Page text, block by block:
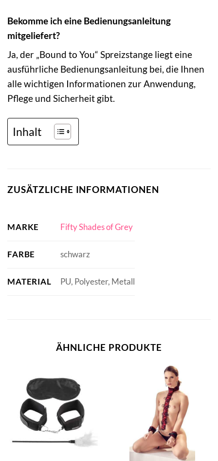
Bekomme ich eine Bedienungsanleitung
mitgeliefert?
Ja, der „Bound to You“ Spreizstange liegt eine
ausführliche Bedienungsanleitung bei, die Ihnen
alle wichtigen Informationen zur Anwendung,
Pflege und Sicherheit gibt.
Inhalt
ZUSÄTZLICHE INFORMATIONEN
MARKE Fifty Shades of Grey
FARBE schwarz
MATERIAL PU, Polyester, Metall
ÄHNLICHE PRODUKTE